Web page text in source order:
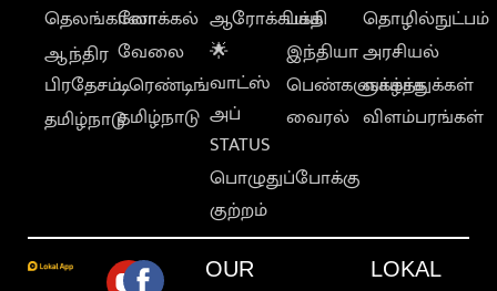
தெலங்கானா
ஆந்திர
பிரதேசம்
தமிழ்நாடு
லோக்கல்
வேலை
டிரெண்டிங்
தமிழ்நாடு
ஆரோக்கியம்
🌟
வாட்ஸ்
அப்
STATUS
பொழுதுப்போக்கு
குற்றம்
பக்தி
இந்தியா
பெண்களுக்காக
வைரல்
தொழில்நுட்பம்
அரசியல்
வாழ்த்துக்கள்
விளம்பரங்கள்
OUR
LOKAL